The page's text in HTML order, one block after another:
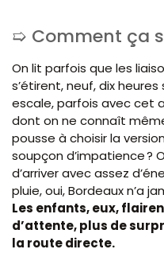
Comment ça
On lit parfois que les
s’étirent, neuf, dix
escale, parfois avec cet
dont on ne connaît
pousse à choisir la
soupçon d’impatience ?
d’arriver avec assez
pluie, oui, Bordeaux n’a
Les enfants, eux,
d’attente, plus de
la route directe.